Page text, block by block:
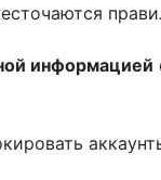
информацией